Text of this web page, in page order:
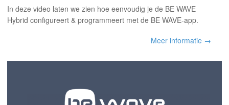
In deze video laten we zien hoe eenvoudig je de BE WAVE
Hybrid configureert & programmeert met de BE WAVE-app.
Meer informatie →